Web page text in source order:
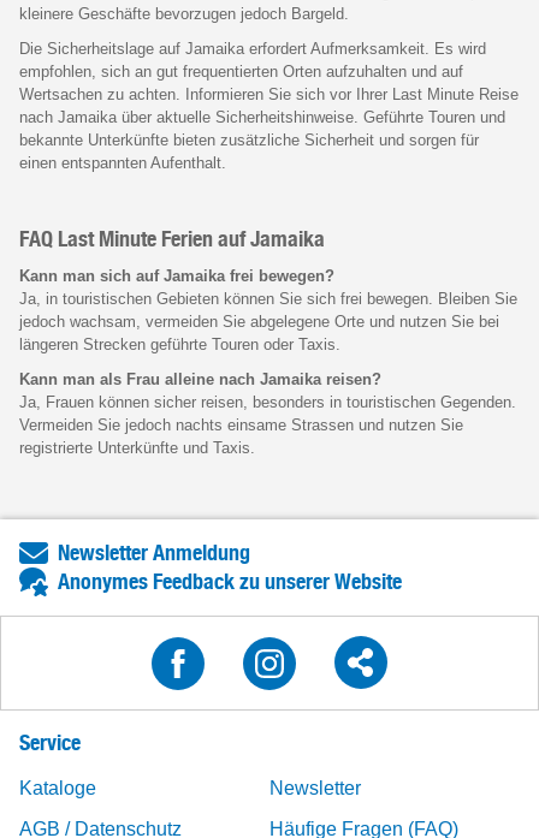
kleinere Geschäfte bevorzugen jedoch Bargeld.
Die Sicherheitslage auf Jamaika erfordert Aufmerksamkeit. Es wird
empfohlen, sich an gut frequentierten Orten aufzuhalten und auf
Wertsachen zu achten. Informieren Sie sich vor Ihrer Last Minute Reise
nach Jamaika über aktuelle Sicherheitshinweise. Geführte Touren und
bekannte Unterkünfte bieten zusätzliche Sicherheit und sorgen für
einen entspannten Aufenthalt.
FAQ Last Minute Ferien auf Jamaika
Kann man sich auf Jamaika frei bewegen?
Ja, in touristischen Gebieten können Sie sich frei bewegen. Bleiben Sie
jedoch wachsam, vermeiden Sie abgelegene Orte und nutzen Sie bei
längeren Strecken geführte Touren oder Taxis.
Kann man als Frau alleine nach Jamaika reisen?
Ja, Frauen können sicher reisen, besonders in touristischen Gegenden.
Vermeiden Sie jedoch nachts einsame Strassen und nutzen Sie
registrierte Unterkünfte und Taxis.
Newsletter Anmeldung
Anonymes Feedback zu unserer Website
Service
Kataloge
Newsletter
AGB / Datenschutz
Häufige Fragen (FAQ)